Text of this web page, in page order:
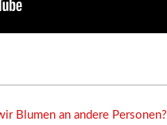
Blumen an andere Personen?